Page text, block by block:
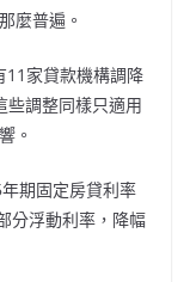
麼普遍。
11家貸款機構調降
些調整同樣只適用
。
期固定房貸利率
分浮動利率，降幅